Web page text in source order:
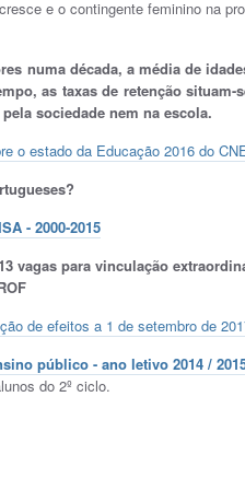
e o contingente feminino na
numa década, a média de
as taxas de retenção situam-
sociedade nem na escola.
o estado da Educação 2016 do
- 2000-2015
vagas para vinculação
de efeitos a 1 de setembro de
público - ano letivo 2014 /
do 2º ciclo.